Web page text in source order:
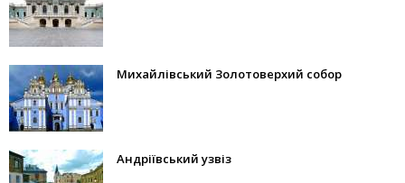
Михайлівський Золотоверхий собор
Андріївський узвіз